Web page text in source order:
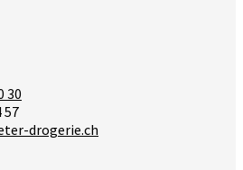
30
57
drogerie.ch